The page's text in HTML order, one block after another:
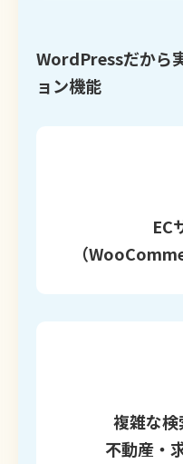
WordPressだから
ョン機能
EC
（
複雑な
不動産・